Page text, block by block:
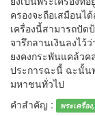
ครองจะถือเสมือนไ
เครื่องนี้สามารถปัด
จารึกลานเงินลงไว้
ยงคงกระพันแคล้ว
ประการฉะนี้ ฉะนั้น
มหาชนทั่วไป
คำสำคัญ :
พระเครื่อง,